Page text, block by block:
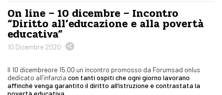
On line – 10 dicembre – Incontro
“Diritto all’educazione e alla povertà
educativa”
10 Dicembre 2020
Il 10 dicembreore 15.00 un incontro promosso da Forumsad onlus
dedicato all’infanzia con tanti ospiti che ogni giorno lavorano
affinché venga garantito il diritto all’istruzione e contrastata la